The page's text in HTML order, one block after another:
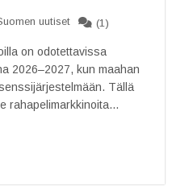
uutiset (1)
on odotettavissa
2026–2027, kun maahan
Tällä
rahapelimarkkinoita...